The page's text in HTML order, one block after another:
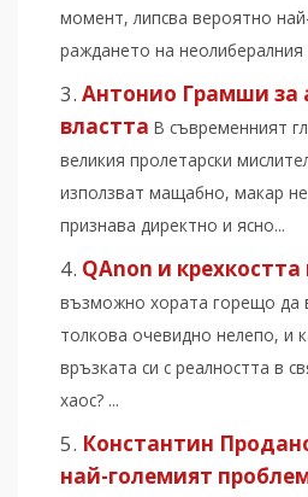
момент, липсва вероятно
раждането на
Антонио Грамши за
властта В съвременният
великия пролетарски
използват мащабно, макар
признава директно и ясно...
QAnon и
възможно хората горещо да
толкова очевидно нелепо, и
връзката си с реалността в
хаос? ...
Константин
най-големият